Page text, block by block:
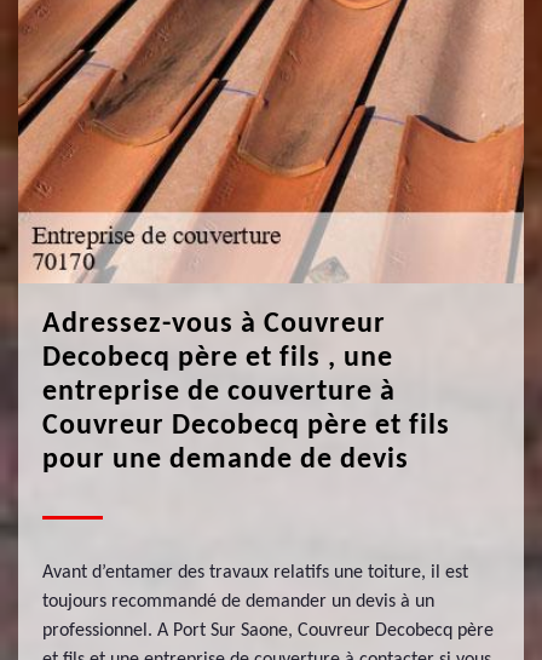
Adressez-vous à Couvreur
Decobecq père et fils , une
entreprise de couverture à
Couvreur Decobecq père et fils
pour une demande de devis
Avant d’entamer des travaux relatifs une toiture, il est
toujours recommandé de demander un devis à un
professionnel. A Port Sur Saone, Couvreur Decobecq père